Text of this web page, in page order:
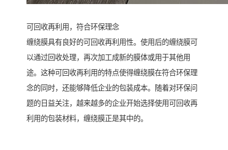
可回收再利用，符合环保理念
缠绕膜具有良好的可回收再利用性。使用后的缠绕膜可
以通过回收处理，再次加工成新的膜体或用于其他用
途。这种可回收再利用的特点使得缠绕膜在符合环保理
念的同时，还能够降低企业的包装成本。随着对环保问
题的日益关注，越来越多的企业开始选择使用可回收再
利用的包装材料，缠绕膜正是其中的。